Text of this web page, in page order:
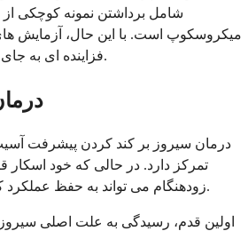
شامل برداشتن نمونه کوچکی از
میکروسکوپ است. با این حال، آزمایش
فزاینده ای به جای بیوپسی استفاده می شوند.
درمان سیروز بر کند کردن پیشرفت
تمرکز دارد. در حالی که خود
زودهنگام می تواند به حفظ عملکرد کبد باقیمانده شما کمک کند.
اولین قدم، رسیدگی به علت اصلی